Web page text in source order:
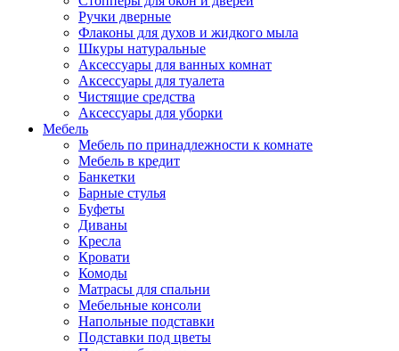
Ручки дверные
Флаконы для духов и жидкого мыла
Шкуры натуральные
Аксессуары для ванных комнат
Аксессуары для туалета
Чистящие средства
Аксессуары для уборки
Мебель
Мебель по принадлежности к комнате
Мебель в кредит
Банкетки
Барные стулья
Буфеты
Диваны
Кресла
Кровати
Комоды
Матрасы для спальни
Мебельные консоли
Напольные подставки
Подставки под цветы